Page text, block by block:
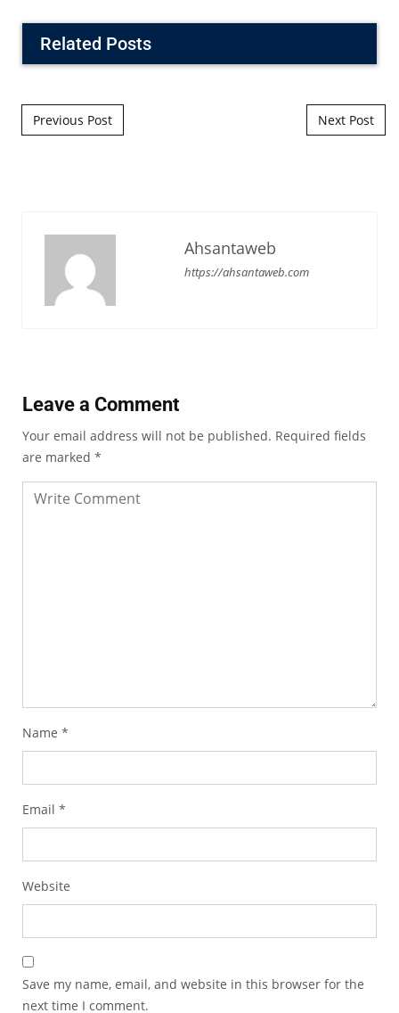
Related Posts
Post navigation
Previous Post Next Post
Ahsantaweb
https://ahsantaweb.com
Leave a Comment
Your email address will not be published. Required fields
are marked *
Name *
Email *
Website
Save my name, email, and website in this browser for the
next time I comment.